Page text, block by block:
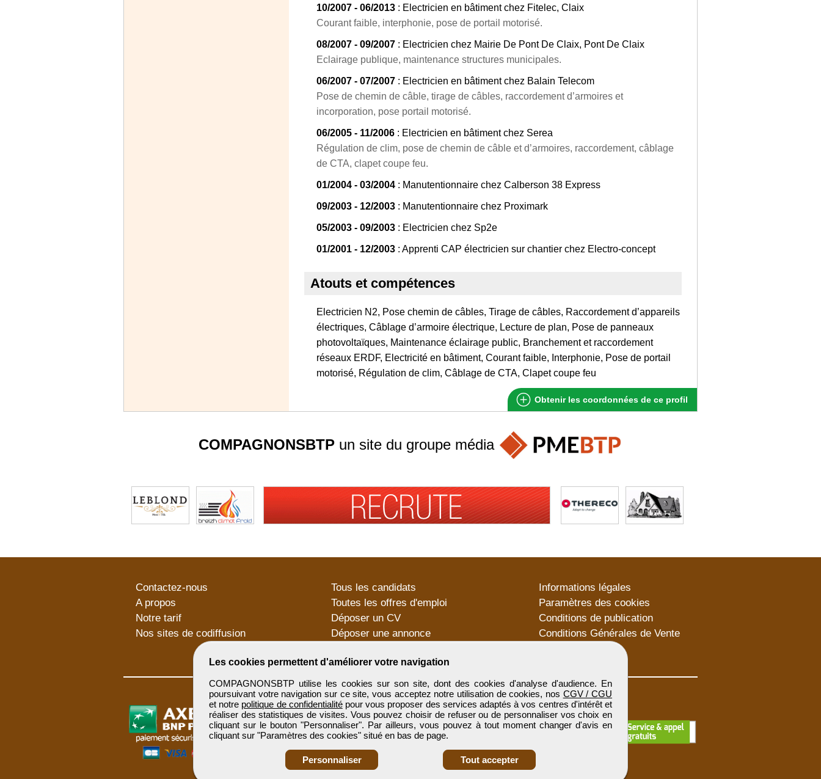
10/2007 - 06/2013 : Electricien en bâtiment chez Fitelec, Claix
Courant faible, interphonie, pose de portail motorisé.
08/2007 - 09/2007 : Electricien chez Mairie De Pont De Claix, Pont De Claix
Eclairage publique, maintenance structures municipales.
06/2007 - 07/2007 : Electricien en bâtiment chez Balain Telecom
Pose de chemin de câble, tirage de câbles, raccordement d’armoires et
incorporation, pose portail motorisé.
06/2005 - 11/2006 : Electricien en bâtiment chez Serea
Régulation de clim, pose de chemin de câble et d’armoires, raccordement, câblage
de CTA, clapet coupe feu.
01/2004 - 03/2004 : Manutentionnaire chez Calberson 38 Express
09/2003 - 12/2003 : Manutentionnaire chez Proximark
05/2003 - 09/2003 : Electricien chez Sp2e
01/2001 - 12/2003 : Apprenti CAP électricien sur chantier chez Electro-concept
Atouts et compétences
Electricien N2, Pose chemin de câbles, Tirage de câbles, Raccordement d’appareils
électriques, Câblage d’armoire électrique, Lecture de plan, Pose de panneaux
photovoltaïques, Maintenance éclairage public, Branchement et raccordement
réseaux ERDF, Electricité en bâtiment, Courant faible, Interphonie, Pose de portail
motorisé, Régulation de clim, Câblage de CTA, Clapet coupe feu
Obtenir les coordonnées de ce profil
Les cookies permettent d'améliorer votre navigation
COMPAGNONSBTP utilise les cookies sur son site, dont des cookies d'analyse d'audience. En
poursuivant votre navigation sur ce site, vous acceptez notre utilisation de cookies, nos CGV / CGU
et notre politique de confidentialitépour vous proposer des services adaptés à vos centres d'intérêt et
réaliser des statistiques de visites. Vous pouvez choisir de refuser ou de personnaliser vos choix en
cliquant sur le bouton "Personnaliser". Par ailleurs, vous pouvez à tout moment changer d'avis en
cliquant sur "Paramètres des cookies" situé en bas de page.
Personnaliser Tout accepter
COMPAGNONSBTP un site du groupe média
Contactez-nous
A propos
Notre tarif
Nos sites de codiffusion
Tous les candidats
Toutes les offres d'emploi
Déposer un CV
Déposer une annonce
Informations légales
Paramètres des cookies
Conditions de publication
Conditions Générales de Vente